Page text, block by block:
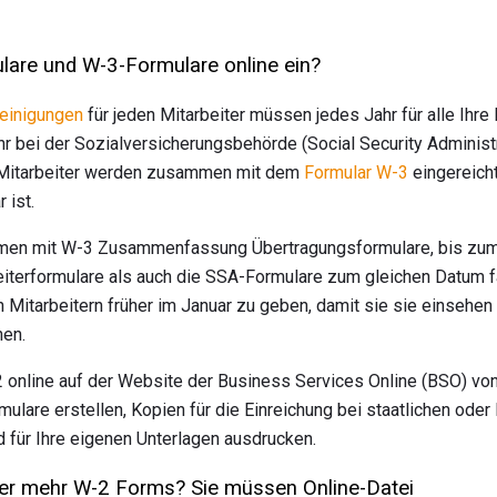
und W-3-Formulare online ein?
für jeden Mitarbeiter müssen jedes Jahr für alle
bei der Sozialversicherungsbehörde (Social Security
werden zusammen mit dem Formular W-3
ist.
mit W-3 Zusammenfassung Übertragungsformulare, bis
als auch die SSA-Formulare zum gleichen
Mitarbeitern früher im Januar zu geben, damit sie sie
online auf der Website der Business Services Online (BSO)
erstellen, Kopien für die Einreichung bei staatlichen oder
Ihre eigenen Unterlagen ausdrucken.
mehr W-2 Forms? Sie müssen Online-Datei